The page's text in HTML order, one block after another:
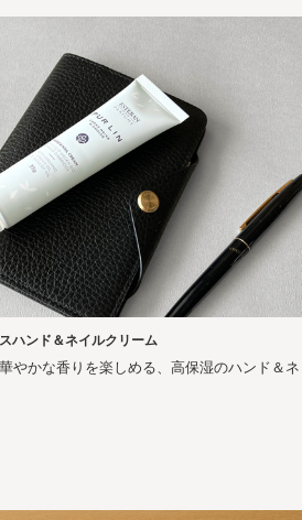
ンド＆ネイルクリーム
やかな香りを楽しめる、高保湿のハンド＆ネ